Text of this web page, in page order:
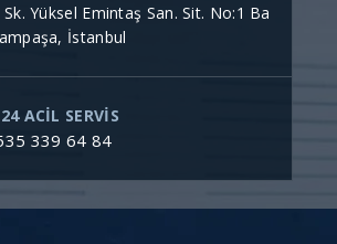
Yüksel Emintaş San. Sit. No:1 Ba
İstanbul
ACİL SERVİS
339 64 84